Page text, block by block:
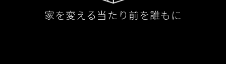
家を変える当たり前を誰もに